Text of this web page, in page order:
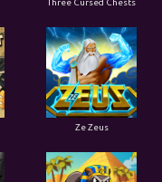
Three Cursed Chests
Ze Zeus